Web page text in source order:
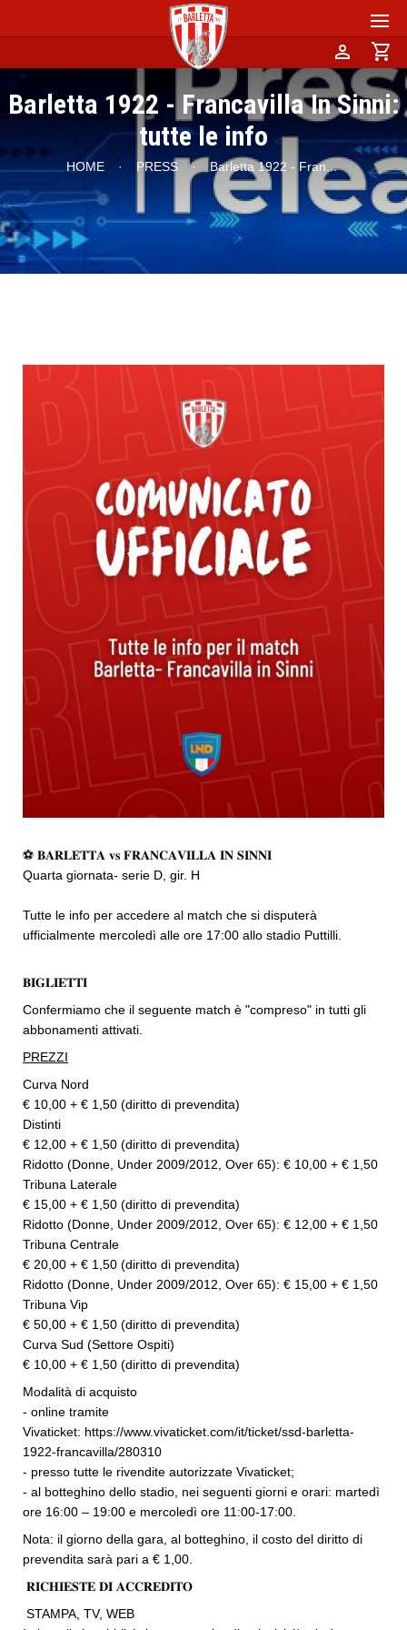
person shopping_cart
Barletta 1922 - Francavilla In Sinni:
tutte le info
HOME · PRESS · Barletta 1922 - Fran ...
⚽ 𝐁𝐀𝐑𝐋𝐄𝐓𝐓𝐀 𝐯𝐬 𝐅𝐑𝐀𝐍𝐂𝐀𝐕𝐈𝐋𝐋𝐀 𝐈𝐍 𝐒𝐈𝐍𝐍𝐈
Quarta giornata- serie D, gir. H
Tutte le info per accedere al match che si disputerà
ufficialmente mercoledì alle ore 17:00 allo stadio Puttilli.
𝐁𝐈𝐆𝐋𝐈𝐄𝐓𝐓𝐈
Confermiamo che il seguente match è "compreso" in tutti gli
abbonamenti attivati.
PREZZI
Curva Nord
€ 10,00 + € 1,50 (diritto di prevendita)
Distinti
€ 12,00 + € 1,50 (diritto di prevendita)
Ridotto (Donne, Under 2009/2012, Over 65): € 10,00 + € 1,50
Tribuna Laterale
€ 15,00 + € 1,50 (diritto di prevendita)
Ridotto (Donne, Under 2009/2012, Over 65): € 12,00 + € 1,50
Tribuna Centrale
€ 20,00 + € 1,50 (diritto di prevendita)
Ridotto (Donne, Under 2009/2012, Over 65): € 15,00 + € 1,50
Tribuna Vip
€ 50,00 + € 1,50 (diritto di prevendita)
Curva Sud (Settore Ospiti)
€ 10,00 + € 1,50 (diritto di prevendita)
Modalità di acquisto
- online tramite
Vivaticket: https://www.vivaticket.com/it/ticket/ssd-barletta-
1922-francavilla/280310
- presso tutte le rivendite autorizzate Vivaticket;
- al botteghino dello stadio, nei seguenti giorni e orari: martedì
ore 16:00 – 19:00 e mercoledì ore 11:00-17:00.
Nota: il giorno della gara, al botteghino, il costo del diritto di
prevendita sarà pari a € 1,00.
𝐑𝐈𝐂𝐇𝐈𝐄𝐒𝐓𝐄 𝐃𝐈 𝐀𝐂𝐂𝐑𝐄𝐃𝐈𝐓𝐎
STAMPA, TV, WEB